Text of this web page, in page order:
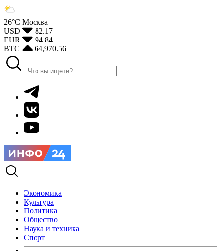
26°С Москва
USD
82.17
EUR
94.84
BTC
64,970.56
Экономика
Культура
Политика
Общество
Наука и техника
Спорт